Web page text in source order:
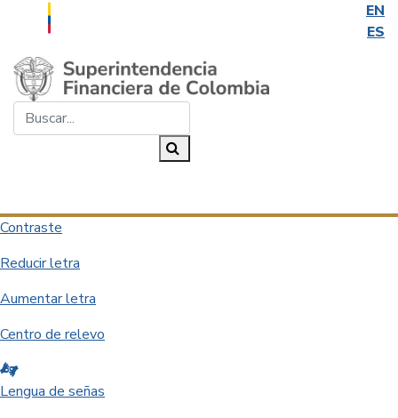
EN
ES
Saltar al contenido principal
Contraste
Reducir letra
Aumentar letra
Centro de relevo
Lengua de señas